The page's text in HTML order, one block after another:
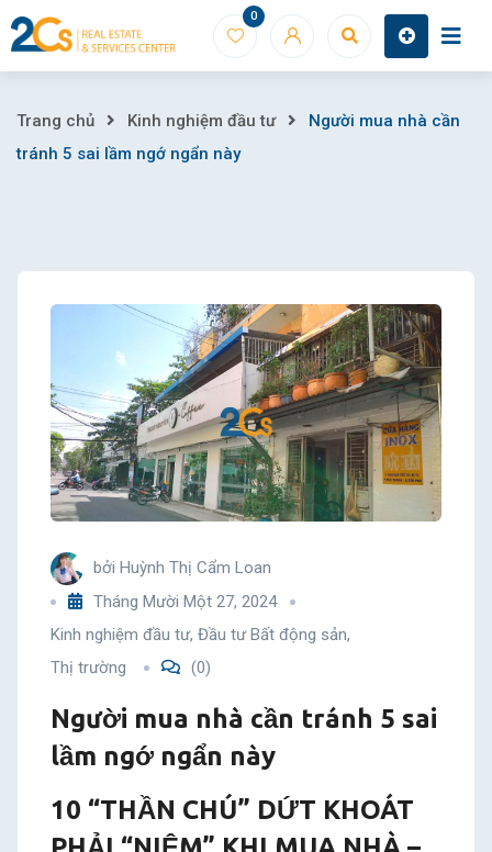
Skip
to
0
Người
cần
sai
lầm
ngớ
ngẩn
này
Trang chủ Kinh nghiệm đầu tư
Người mua nhà cần
tránh 5 sai lầm ngớ ngẩn này
bởi Huỳnh Thị Cẩm Loan
Tháng Mười Một 27, 2024
Kinh nghiệm đầu tư, Đầu tư Bất động sản,
Thị trường
(0)
Người mua nhà cần tránh 5 sai
lầm ngớ ngẩn này
10 “THẦN CHÚ” DỨT KHOÁT